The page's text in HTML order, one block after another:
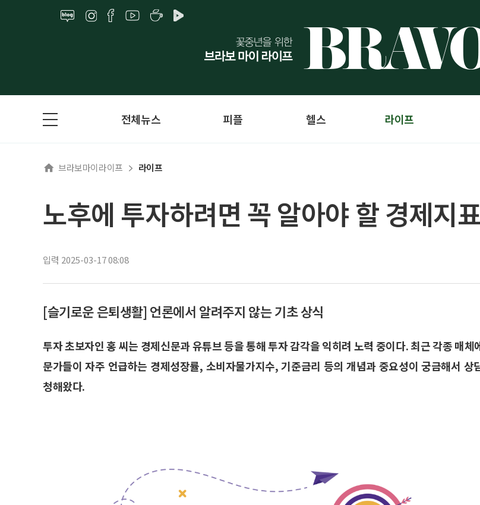
전체뉴스 피플 헬스 라이프
브라보마이라이프 라이프
노후에 투자하려면 꼭 알아야 할 경제지
입력 2025-03-17 08:08
[슬기로운 은퇴생활] 언론에서 알려주지 않는 기초 상식
투자 초보자인 홍 씨는 경제신문과 유튜브 등을 통해 투자 감각을 익히려 노력 중이다. 최근 각종 매체
문가들이 자주 언급하는 경제성장률, 소비자물가지수, 기준금리 등의 개념과 중요성이 궁금해서 상
청해왔다.